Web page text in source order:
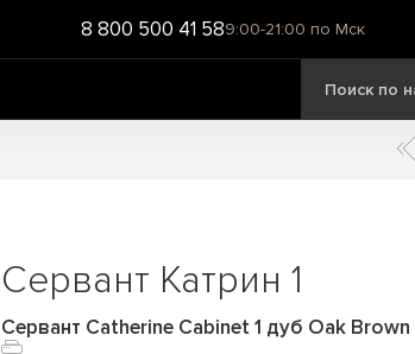
8 800 500 41 589:00-21:00 по Мск
Сервант Катрин 1
Сервант Catherine Cabinet 1 дуб Oak Brown